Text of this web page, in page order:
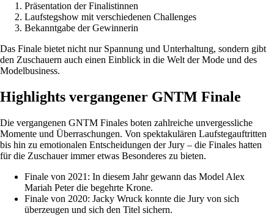
Präsentation der Finalistinnen
Laufstegshow mit verschiedenen Challenges
Bekanntgabe der Gewinnerin
Das Finale bietet nicht nur Spannung und Unterhaltung, sondern gibt
den Zuschauern auch einen Einblick in die Welt der Mode und des
Modelbusiness.
Highlights vergangener GNTM Finale
Die vergangenen GNTM Finales boten zahlreiche unvergessliche
Momente und Überraschungen. Von spektakulären Laufstegauftritten
bis hin zu emotionalen Entscheidungen der Jury – die Finales hatten
für die Zuschauer immer etwas Besonderes zu bieten.
Finale von 2021: In diesem Jahr gewann das Model Alex
Mariah Peter die begehrte Krone.
Finale von 2020: Jacky Wruck konnte die Jury von sich
überzeugen und sich den Titel sichern.